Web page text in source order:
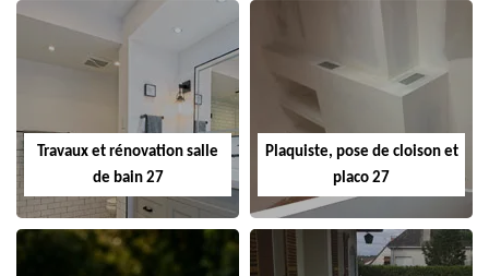
Travaux et rénovation salle
de bain 27
Plaquiste, pose de cloison et
placo 27